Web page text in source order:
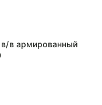
в армированный